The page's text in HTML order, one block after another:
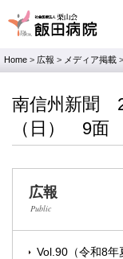
Home > 広報 > メディア掲載 >
南信州新聞
（日） 9面
広報
Public
Vol.90（令和8年